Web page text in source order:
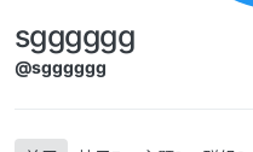
sgggggg
@sgggggg